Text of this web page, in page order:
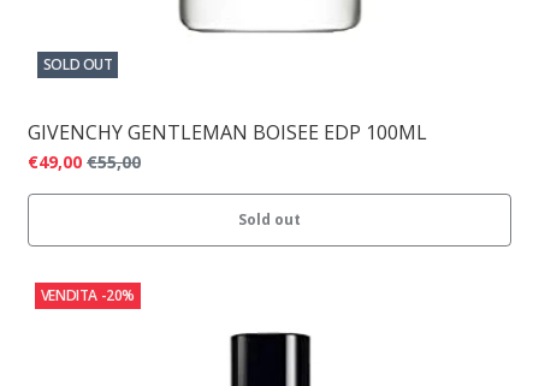
SOLD OUT
GIVENCHY GENTLEMAN BOISEE EDP 100ML
€49,00 €55,00
Sold out
VENDITA -20%